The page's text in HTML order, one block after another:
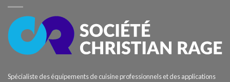
Spécialiste des équipements de cuisine professionnels et des applications